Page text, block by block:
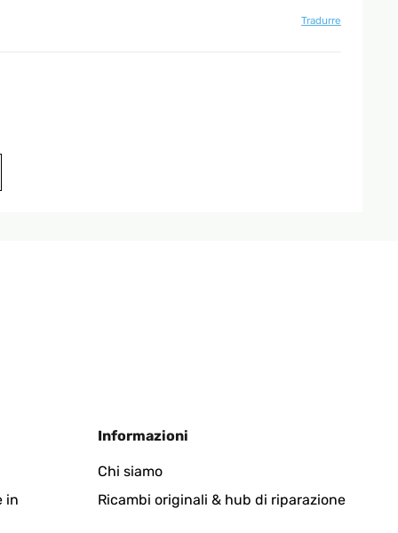
Tradurre
in
Informazioni
Chi siamo
Ricambi originali & hub di riparazione